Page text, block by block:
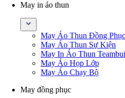
May in áo thun
May Áo Thun Đồng Phục
May Áo Thun Sự Kiện
May In Áo Thun
May Áo Họp Lớp
May Áo Chạy Bộ
May đồng phục